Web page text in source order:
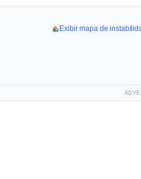
Exibir mapa de